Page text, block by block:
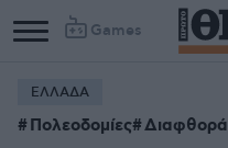
Games
Column
1
Column
2
ΕΛΛΑΔΑ
Πολεοδομίες Διαφθορά